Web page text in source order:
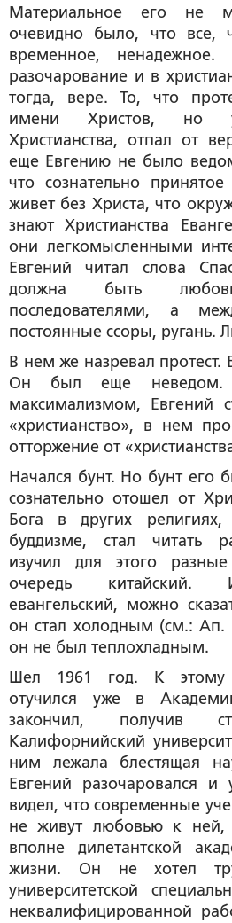
Материальное его не
очевидно было, что все,
временное,
разочарование и в
тогда, вере. То, что
имени Христов, но
Христианства, отпал от
еще Евгению не было
что сознательно
живет без Христа, что
знают Христианства
они легкомысленными
Евгений читал слова
должна быть
последователями, а
постоянные ссоры, ругань.
В нем же назревал протест.
Он был еще неведом.
максимализмом, Евгений
«христианство», в нем
отторжение от
Начался бунт. Но бунт
сознательно отошел от
Бога в других
буддизме, стал читать
изучил для этого
очередь китайский.
евангельский, можно
он стал холодным (см.: Ап.
он не был теплохладным.
Шел 1961 год. К этому
отучился уже в
закончил, получив
Калифорнийский
ним лежала блестящая
Евгений разочаровался
видел, что современные
не живут любовью к ней,
вполне дилетантской
жизни. Он не хотел
университетской
неквалифицированной